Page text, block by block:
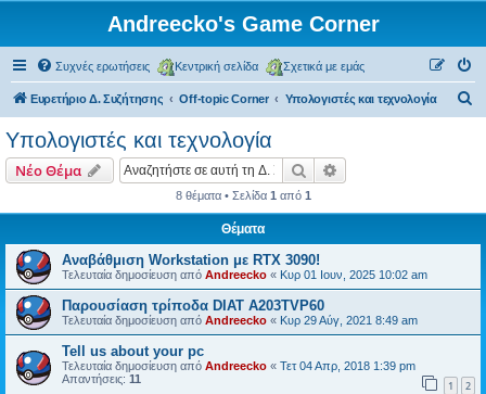
Andreecko's Game Corner
Συχνές ερωτήσεις Κεντρική σελίδα Σχετικά με εμάς
Ευρετήριο Δ. Συζήτησης Off-topic Corner Υπολογιστές και τεχνολογία
Υπολογιστές και τεχνολογία
Νέο Θέμα Αναζήτηση
8 θέματα • Σελίδα 1 από 1
Θέματα
Αναβάθμιση Workstation με RTX 3090!
Τελευταία δημοσίευση από Andreecko « Κυρ 01 Ιουν, 2025 10:02 am
Παρουσίαση τρίποδα DIAT A203TVP60
Τελευταία δημοσίευση από Andreecko « Κυρ 29 Αύγ, 2021 8:49 am
Tell us about your pc
Τελευταία δημοσίευση από Andreecko « Τετ 04 Απρ, 2018 1:39 pm
Απαντήσεις: 11 1 2